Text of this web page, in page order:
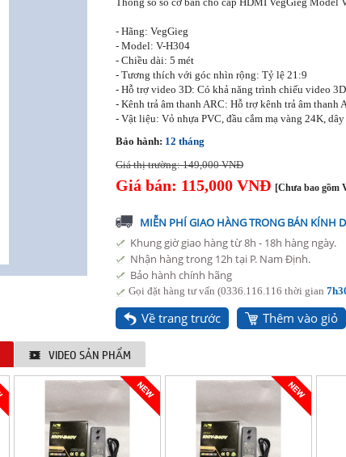
- Hãng: VegGieg
- Model: V-H304
- Chiều dài: 5 mét
- Tương thích với góc nhìn rộng: Tỷ lệ 21:9
- Hỗ trợ video 3D: Có khả năng trình chiếu video 3D
- Kênh trả âm thanh ARC: Hỗ trợ kênh trả âm thanh
- Vật liệu: Vỏ nhựa PVC, đầu cắm mạ vàng 24K,
Bảo hành: 12 tháng
Giá thị trường: 149,000 VNĐ
Giá bán: 115,000 VNĐ[Chưa bao gồm
MIỄN PHÍ GIAO HÀNG TRONG BÁN KÍNH
Khung giờ giao hàng từ 8h - 18h hàng ngày.
Nhận hàng trong 12h tại P. Nam Định.
Bảo hành chính hãng
Gọi đặt hàng tư vấn (0336.116.116 thời gian
Về trang trước Thêm vào giỏ
VIDEO SẢN PHẨM